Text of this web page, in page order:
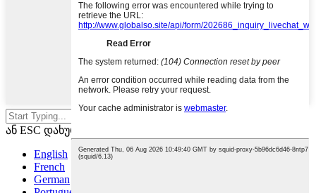
დააჭირეთ Enter საძიებლად
ან ESC დახურვისთვის
English
French
German